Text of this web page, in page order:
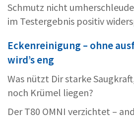
Schmutz nicht
im Testergebnis positiv
Eckenreinigung – ohne
wird’s eng
Was nützt Dir starke
noch Krümel liegen?
Der T80 OMNI verzichtet –